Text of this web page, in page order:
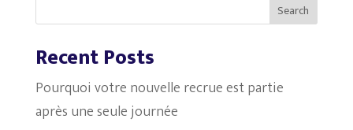
Search
Recent Posts
Pourquoi votre nouvelle recrue est partie
après une seule journée